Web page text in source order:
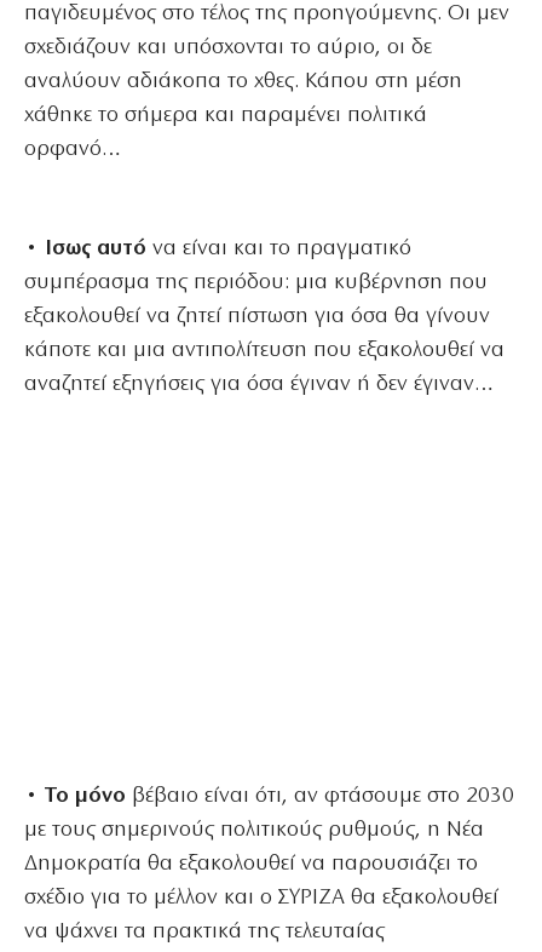
παγιδευμένος στο τέλος της προηγούμενης. Οι μεν
σχεδιάζουν και υπόσχονται το αύριο, οι δε
αναλύουν αδιάκοπα το χθες. Κάπου στη μέση
χάθηκε το σήμερα και παραμένει πολιτικά
ορφανό…
• Ισως αυτό να είναι και το πραγματικό
συμπέρασμα της περιόδου: μια κυβέρνηση που
εξακολουθεί να ζητεί πίστωση για όσα θα γίνουν
κάποτε και μια αντιπολίτευση που εξακολουθεί να
αναζητεί εξηγήσεις για όσα έγιναν ή δεν έγιναν…
• Το μόνο βέβαιο είναι ότι, αν φτάσουμε στο 2030
με τους σημερινούς πολιτικούς ρυθμούς, η Νέα
Δημοκρατία θα εξακολουθεί να παρουσιάζει το
σχέδιο για το μέλλον και ο ΣΥΡΙΖΑ θα εξακολουθεί
να ψάχνει τα πρακτικά της τελευταίας